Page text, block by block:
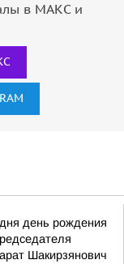
в МАКС и
день рождения
Шакирзянович